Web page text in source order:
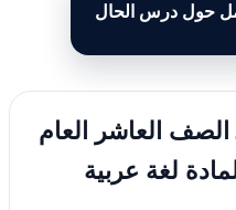
حول درس الحال
الصف العاشر العام
لغة عربية